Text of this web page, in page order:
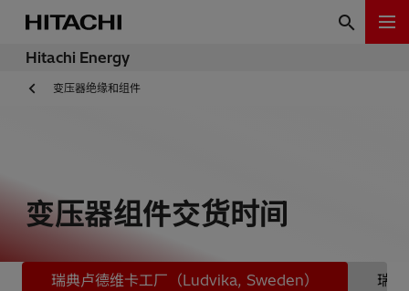
Hitachi Energy
变压器绝缘和组件
变压器组件交货时间
瑞典卢德维卡工厂（Ludvika, Sweden） 瑞